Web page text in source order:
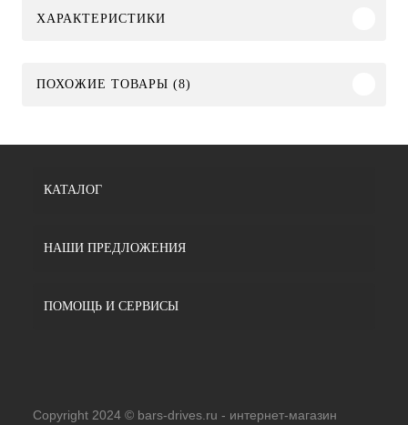
ХАРАКТЕРИСТИКИ
ПОХОЖИЕ ТОВАРЫ (8)
КАТАЛОГ
НАШИ ПРЕДЛОЖЕНИЯ
ПОМОЩЬ И СЕРВИСЫ
Copyright 2024 © bars-drives.ru - интернет-магазин